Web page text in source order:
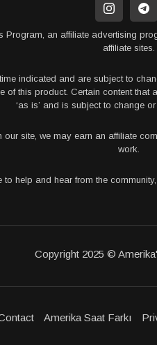
an affiliate advertising
affiliate sites.
indicated and are subject to
this product. Certain content
‘as is’ and is subject to change
site, we may earn an affiliate
work.
help and hear from the
Copyright 2025 ©
Amerika Saat Farkı